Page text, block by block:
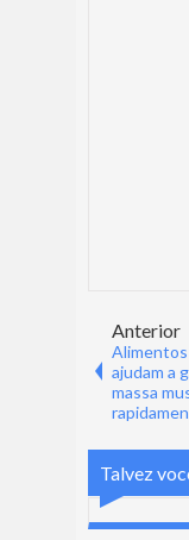
Anterior
ajudam a
massa
Talvez